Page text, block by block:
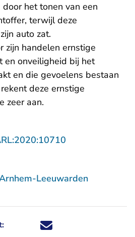
het tonen van een
terwijl deze
auto zat.
zijn handelen ernstige
en onveiligheid bij het
en die gevoelens bestaan
deze ernstige
zeer aan.
Leeuwarden
Deel dit nieuwsbericht via X -
Deel dit nieuwsbericht via
Deel dit nieuwsbericht
Deel dit